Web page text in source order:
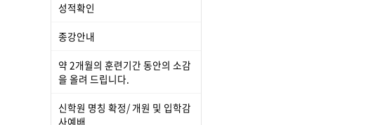
성적확인
종강안내
약 2개월의 훈련기간 동안의 소감
을 올려 드립니다.
신학원 명칭 확정/ 개원 및 입학감
사예배